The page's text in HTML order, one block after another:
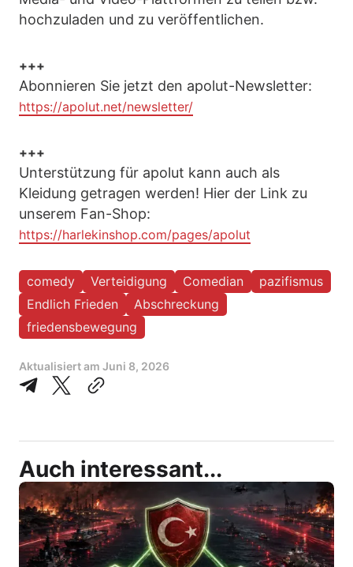
hochzuladen und zu veröffentlichen.
+++
Abonnieren Sie jetzt den apolut-Newsletter:
https://apolut.net/newsletter/
+++
Unterstützung für apolut kann auch als
Kleidung getragen werden! Hier der Link zu
unserem Fan-Shop:
https://harlekinshop.com/pages/apolut
comedy Verteidigung Comedian
pazifismus
Endlich Frieden
Abschreckung
friedensbewegung
Aktualisiert am Juni 8, 2026
Auch interessant...